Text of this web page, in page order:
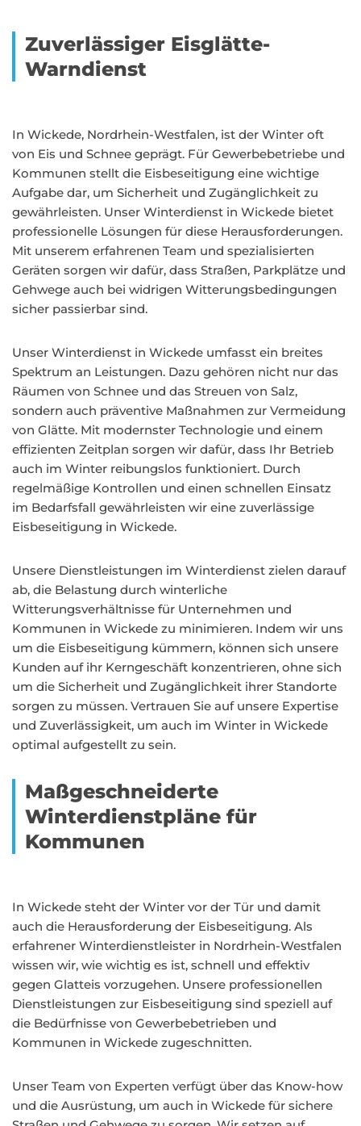
Zuverlässiger Eisglätte-
Warndienst
In Wickede, Nordrhein-Westfalen, ist der Winter oft
von Eis und Schnee geprägt. Für Gewerbebetriebe und
Kommunen stellt die Eisbeseitigung eine wichtige
Aufgabe dar, um Sicherheit und Zugänglichkeit zu
gewährleisten. Unser Winterdienst in Wickede bietet
professionelle Lösungen für diese Herausforderungen.
Mit unserem erfahrenen Team und spezialisierten
Geräten sorgen wir dafür, dass Straßen, Parkplätze und
Gehwege auch bei widrigen Witterungsbedingungen
sicher passierbar sind.
Unser Winterdienst in Wickede umfasst ein breites
Spektrum an Leistungen. Dazu gehören nicht nur das
Räumen von Schnee und das Streuen von Salz,
sondern auch präventive Maßnahmen zur Vermeidung
von Glätte. Mit modernster Technologie und einem
effizienten Zeitplan sorgen wir dafür, dass Ihr Betrieb
auch im Winter reibungslos funktioniert. Durch
regelmäßige Kontrollen und einen schnellen Einsatz
im Bedarfsfall gewährleisten wir eine zuverlässige
Eisbeseitigung in Wickede.
Unsere Dienstleistungen im Winterdienst zielen darauf
ab, die Belastung durch winterliche
Witterungsverhältnisse für Unternehmen und
Kommunen in Wickede zu minimieren. Indem wir uns
um die Eisbeseitigung kümmern, können sich unsere
Kunden auf ihr Kerngeschäft konzentrieren, ohne sich
um die Sicherheit und Zugänglichkeit ihrer Standorte
sorgen zu müssen. Vertrauen Sie auf unsere Expertise
und Zuverlässigkeit, um auch im Winter in Wickede
optimal aufgestellt zu sein.
Maßgeschneiderte
Winterdienstpläne für
Kommunen
In Wickede steht der Winter vor der Tür und damit
auch die Herausforderung der Eisbeseitigung. Als
erfahrener Winterdienstleister in Nordrhein-Westfalen
wissen wir, wie wichtig es ist, schnell und effektiv
gegen Glatteis vorzugehen. Unsere professionellen
Dienstleistungen zur Eisbeseitigung sind speziell auf
die Bedürfnisse von Gewerbebetrieben und
Kommunen in Wickede zugeschnitten.
Unser Team von Experten verfügt über das Know-how
und die Ausrüstung, um auch in Wickede für sichere